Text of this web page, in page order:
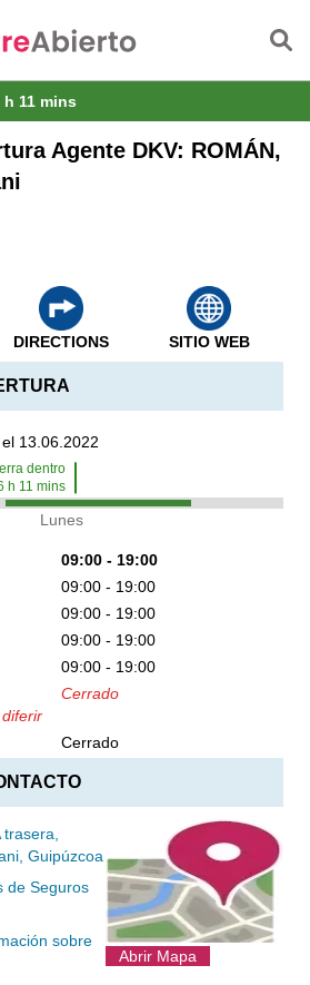
h 11 mins
Agente DKV: ROMÁN,
13.06.2022
dentro
h 11 mins
Lunes
09:00 - 19:00
09:00 - 19:00
09:00 - 19:00
09:00 - 19:00
09:00 - 19:00
Cerrado
Cerrado
Guipúzcoa
de Seguros
sobre
Abrir Mapa
DIRECTIONS SITIO WEB